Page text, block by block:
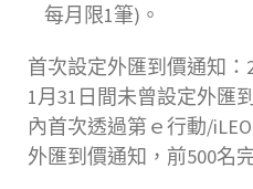
每月限1筆)。
首次設定外匯到價通知：
1月31日間未曾設定外匯
內首次透過第ｅ行動/
外匯到價通知，前500名